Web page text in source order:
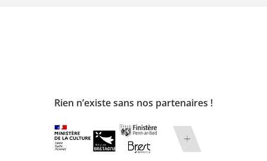
Rien n’existe sans nos partenaires !